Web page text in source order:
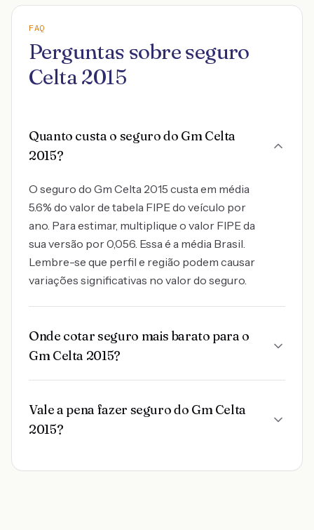
FAQ
Perguntas sobre seguro
Celta 2015
Quanto custa o seguro do Gm Celta
2015?
O seguro do Gm Celta 2015 custa em média
5.6% do valor de tabela FIPE do veículo por
ano. Para estimar, multiplique o valor FIPE da
sua versão por 0,056. Essa é a média Brasil.
Lembre-se que perfil e região podem causar
variações significativas no valor do seguro.
Onde cotar seguro mais barato para o
Gm Celta 2015?
Vale a pena fazer seguro do Gm Celta
2015?